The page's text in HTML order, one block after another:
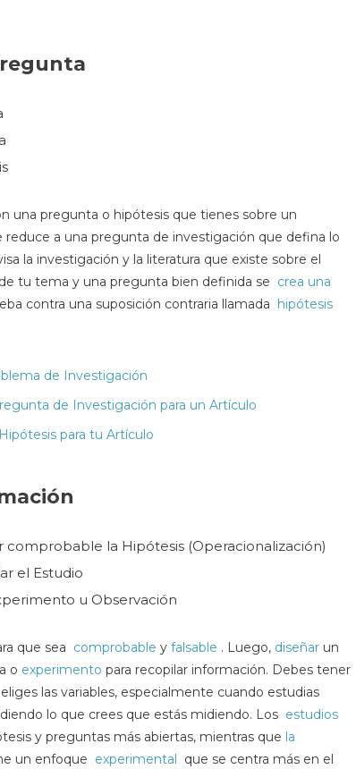
una pregunta o hipótesis que tienes sobre un
a una pregunta de investigación que defina lo
la investigación y la literatura que existe sobre el
tu tema y una pregunta bien definida se crea una
contra una suposición contraria llamada hipótesis
de Investigación
de Investigación para un Artículo
para tu Artículo
comprobable la Hipótesis (Operacionalización)
el Estudio
u Observación
que sea comprobable y falsable . Luego, diseñar un
o experimento para recopilar información. Debes tener
las variables, especialmente cuando estudias
lo que crees que estás midiendo. Los estudios
y preguntas más abiertas, mientras que la
un enfoque experimental
que se centra más en el